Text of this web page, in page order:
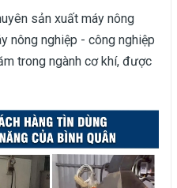
sản xuất máy nông
nông nghiệp - công nghiệp
trong ngành cơ khí, được